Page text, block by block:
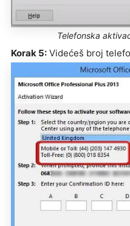
Telefonska
Korak 5: Videćeš broj